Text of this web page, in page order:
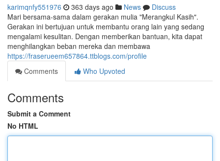
karimqnfy551976 363 days ago News
Discuss
Mari bersama-sama dalam gerakan mulia "Merangkul Kasih".
Gerakan ini bertujuan untuk membantu orang lain yang sedang
mengalami kesulitan. Dengan memberikan bantuan, kita dapat
menghilangkan beban mereka dan membawa
https://fraserueem657864.ttblogs.com/profile
Comments
Who Upvoted
Comments
Submit a Comment
No HTML